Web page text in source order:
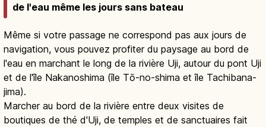
de l'eau même les jours sans bateau
Même si votre passage ne correspond pas aux jours de
navigation, vous pouvez profiter du paysage au bord de
l'eau en marchant le long de la rivière Uji, autour du pont Uji
et de l'île Nakanoshima (île Tō-no-shima et île Tachibana-
jima).
Marcher au bord de la rivière entre deux visites de
boutiques de thé d'Uji, de temples et de sanctuaires fait